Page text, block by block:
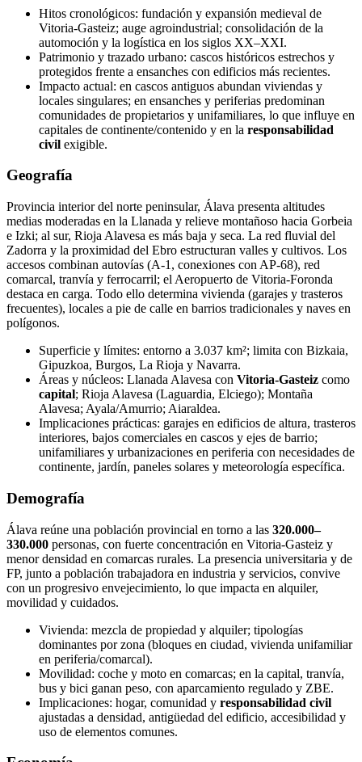
Hitos cronológicos: fundación y expansión medieval de
Vitoria-Gasteiz; auge agroindustrial; consolidación de la
automoción y la logística en los siglos XX–XXI.
Patrimonio y trazado urbano: cascos históricos estrechos y
protegidos frente a ensanches con edificios más recientes.
Impacto actual: en cascos antiguos abundan viviendas y
locales singulares; en ensanches y periferias predominan
comunidades de propietarios y unifamiliares, lo que influye en
capitales de continente/contenido y en la responsabilidad
civil exigible.
Geografía
Provincia interior del norte peninsular, Álava presenta altitudes
medias moderadas en la Llanada y relieve montañoso hacia Gorbeia
e Izki; al sur, Rioja Alavesa es más baja y seca. La red fluvial del
Zadorra y la proximidad del Ebro estructuran valles y cultivos. Los
accesos combinan autovías (A-1, conexiones con AP-68), red
comarcal, tranvía y ferrocarril; el Aeropuerto de Vitoria-Foronda
destaca en carga. Todo ello determina vivienda (garajes y trasteros
frecuentes), locales a pie de calle en barrios tradicionales y naves en
polígonos.
Superficie y límites: entorno a 3.037 km²; limita con Bizkaia,
Gipuzkoa, Burgos, La Rioja y Navarra.
Áreas y núcleos: Llanada Alavesa con Vitoria-Gasteiz como
capital; Rioja Alavesa (Laguardia, Elciego); Montaña
Alavesa; Ayala/Amurrio; Aiaraldea.
Implicaciones prácticas: garajes en edificios de altura, trasteros
interiores, bajos comerciales en cascos y ejes de barrio;
unifamiliares y urbanizaciones en periferia con necesidades de
continente, jardín, paneles solares y meteorología específica.
Demografía
Álava reúne una población provincial en torno a las 320.000–
330.000 personas, con fuerte concentración en Vitoria-Gasteiz y
menor densidad en comarcas rurales. La presencia universitaria y de
FP, junto a población trabajadora en industria y servicios, convive
con un progresivo envejecimiento, lo que impacta en alquiler,
movilidad y cuidados.
Vivienda: mezcla de propiedad y alquiler; tipologías
dominantes por zona (bloques en ciudad, vivienda unifamiliar
en periferia/comarcal).
Movilidad: coche y moto en comarcas; en la capital, tranvía,
bus y bici ganan peso, con aparcamiento regulado y ZBE.
Implicaciones: hogar, comunidad y responsabilidad civil
ajustadas a densidad, antigüedad del edificio, accesibilidad y
uso de elementos comunes.